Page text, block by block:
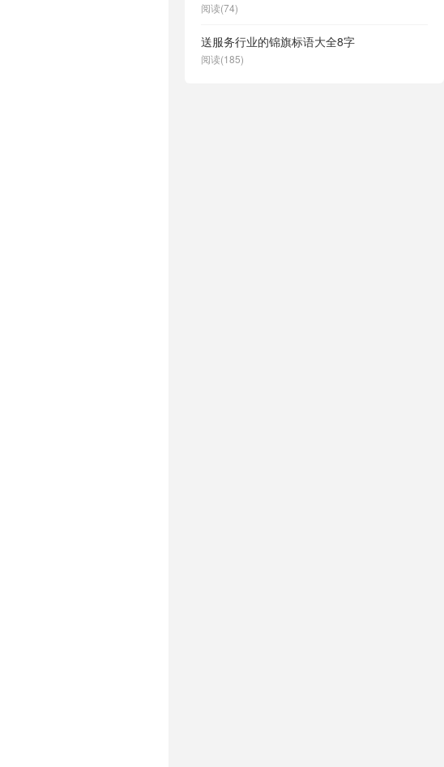
阅读(74)
送服务行业的锦旗标语大全8字
阅读(185)